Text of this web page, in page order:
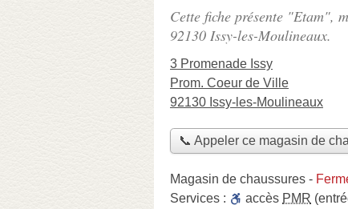
Cette fiche présente "Etam",
92130 Issy-les-Moulineaux.
3 Promenade Issy
Prom. Coeur de Ville
92130 Issy-les-Moulineaux
📞 Appeler ce magasin de
Magasin de chaussures -
Services :
accès PMR